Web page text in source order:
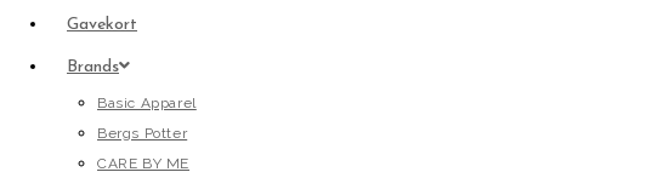
Gavekort
Brands
Basic Apparel
Bergs Potter
CARE BY ME